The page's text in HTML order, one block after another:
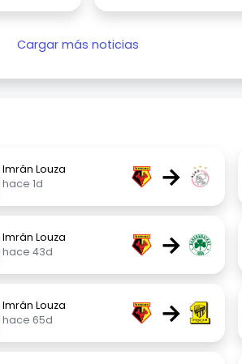
Cargar más noticias
Imrân Louza
hace 1d
→
Imrân Louza
hace 43d
→
Imrân Louza
hace 65d
→